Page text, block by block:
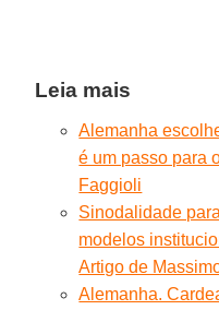
Leia mais
Alemanha
é um passo para
Faggioli
Sinodalidade
modelos
Artigo de
Alemanha.